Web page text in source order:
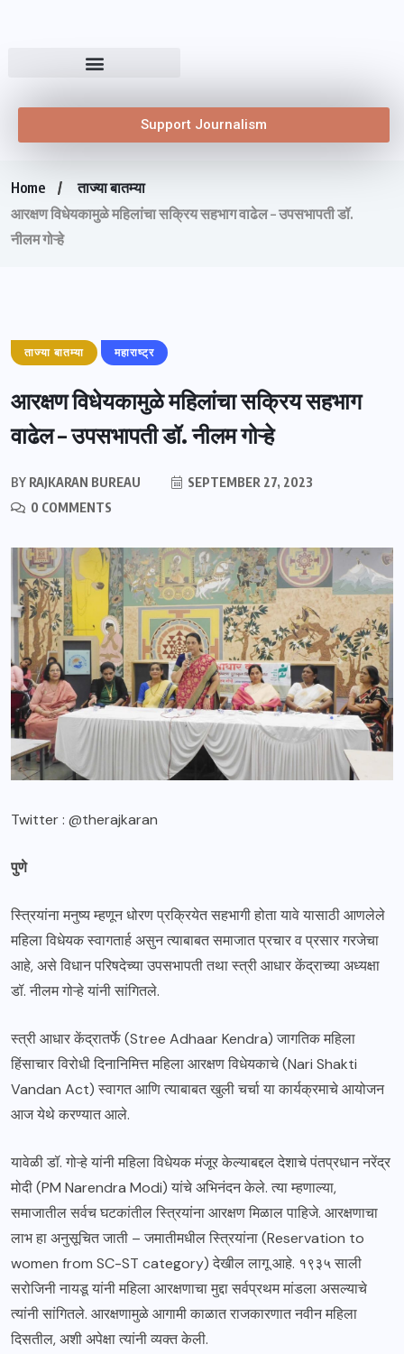
Support Journalism
Home
ताज्या बातम्या
आरक्षण विधेयकामुळे महिलांचा सक्रिय सहभाग वाढेल – उपसभापती डॉ.
नीलम गोऱ्हे
ताज्या बातम्या महाराष्ट्र
आरक्षण विधेयकामुळे महिलांचा सक्रिय सहभाग
वाढेल – उपसभापती डॉ. नीलम गोऱ्हे
BY RAJKARAN BUREAU
SEPTEMBER 27, 2023
0 COMMENTS
Twitter : @therajkaran
पुणे
स्त्रियांना मनुष्य म्हणून धोरण प्रक्रियेत सहभागी होता यावे यासाठी आणलेले
महिला विधेयक स्वागतार्ह असुन त्याबाबत समाजात प्रचार व प्रसार गरजेचा
आहे, असे विधान परिषदेच्या उपसभापती तथा स्त्री आधार केंद्राच्या अध्यक्षा
डॉ. नीलम गोऱ्हे यांनी सांगितले.
स्त्री आधार केंद्रातर्फे (Stree Adhaar Kendra) जागतिक महिला
हिंसाचार विरोधी दिनानिमित्त महिला आरक्षण विधेयकाचे (Nari Shakti
Vandan Act) स्वागत आणि त्याबाबत खुली चर्चा या कार्यक्रमाचे आयोजन
आज येथे करण्यात आले.
यावेळी डॉ. गोऱ्हे यांनी महिला विधेयक मंजूर केल्याबद्दल देशाचे पंतप्रधान नरेंद्र
मोदी (PM Narendra Modi) यांचे अभिनंदन केले. त्या म्हणाल्या,
समाजातील सर्वच घटकांतील स्त्रियांना आरक्षण मिळाल पाहिजे. आरक्षणाचा
लाभ हा अनुसूचित जाती – जमातीमधील स्त्रियांना (Reservation to
women from SC-ST category) देखील लागू आहे. १९३५ साली
सरोजिनी नायडू यांनी महिला आरक्षणाचा मुद्दा सर्वप्रथम मांडला असल्याचे
त्यांनी सांगितले. आरक्षणामुळे आगामी काळात राजकारणात नवीन महिला
दिसतील, अशी अपेक्षा त्यांनी व्यक्त केली.